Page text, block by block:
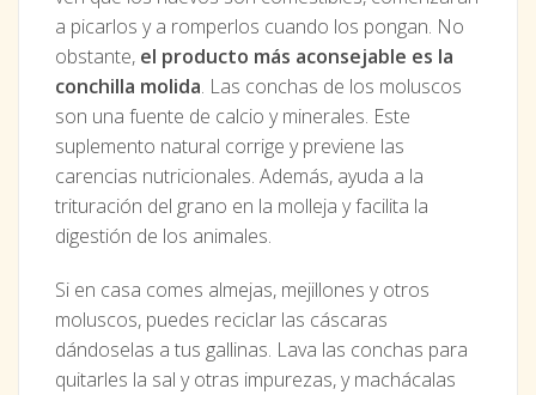
a picarlos y a romperlos cuando los pongan. No
obstante, el producto más aconsejable es la
conchilla molida. Las conchas de los moluscos
son una fuente de calcio y minerales. Este
suplemento natural corrige y previene las
carencias nutricionales. Además, ayuda a la
trituración del grano en la molleja y facilita la
digestión de los animales.
Si en casa comes almejas, mejillones y otros
moluscos, puedes reciclar las cáscaras
dándoselas a tus gallinas. Lava las conchas para
quitarles la sal y otras impurezas, y machácalas